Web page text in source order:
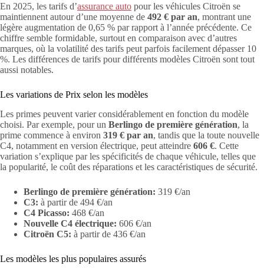
En 2025, les tarifs d’assurance auto pour les véhicules Citroën se
maintiennent autour d’une moyenne de 492 € par an, montrant une
légère augmentation de 0,65 % par rapport à l’année précédente. Ce
chiffre semble formidable, surtout en comparaison avec d’autres
marques, où la volatilité des tarifs peut parfois facilement dépasser 10
%. Les différences de tarifs pour différents modèles Citroën sont tout
aussi notables.
Les variations de Prix selon les modèles
Les primes peuvent varier considérablement en fonction du modèle
choisi. Par exemple, pour un Berlingo de première génération, la
prime commence à environ 319 € par an, tandis que la toute nouvelle
C4, notamment en version électrique, peut atteindre 606 €. Cette
variation s’explique par les spécificités de chaque véhicule, telles que
la popularité, le coût des réparations et les caractéristiques de sécurité.
Berlingo de première génération: 319 €/an
C3: à partir de 494 €/an
C4 Picasso: 468 €/an
Nouvelle C4 électrique: 606 €/an
Citroën C5: à partir de 436 €/an
Les modèles les plus populaires assurés